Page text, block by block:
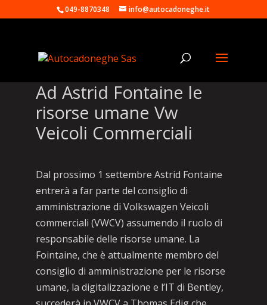
049-8870348 info@autocadoneghe.it
Ad Astrid Fontaine le
risorse umane Vw
Veicoli Commerciali
Dal prossimo 1 settembre Astrid Fontaine
entrerà a far parte del consiglio di
amministrazione di Volkswagen Veicoli
commerciali (VWCV) assumendo il ruolo di
responsabile delle risorse umane. La
Fointaine, che è attualmente membro del
consiglio di amministrazione per le risorse
umane, la digitalizzazione e l’IT di Bentley,